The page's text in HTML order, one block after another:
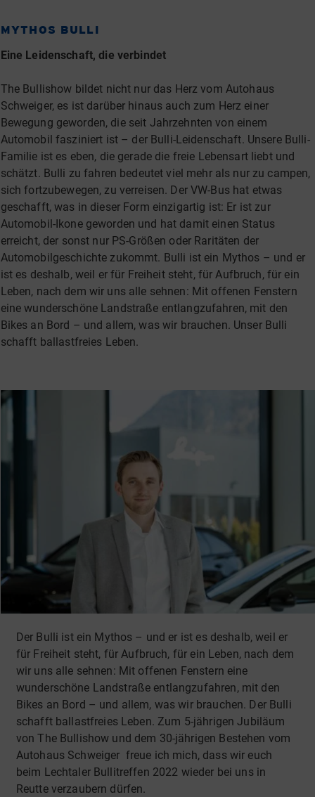
MYTHOS BULLI
Eine Leidenschaft, die verbindet
The Bullishow bildet nicht nur das Herz vom Autohaus
Schweiger, es ist darüber hinaus auch zum Herz einer
Bewegung geworden, die seit Jahrzehnten von einem
Automobil fasziniert ist – der Bulli-Leidenschaft. Unsere Bulli-
Familie ist es eben, die gerade die freie Lebensart liebt und
schätzt. Bulli zu fahren bedeutet viel mehr als nur zu campen,
sich fortzubewegen, zu verreisen. Der VW-Bus hat etwas
geschafft, was in dieser Form einzigartig ist: Er ist zur
Automobil-Ikone geworden und hat damit einen Status
erreicht, der sonst nur PS-Größen oder Raritäten der
Automobilgeschichte zukommt. Bulli ist ein Mythos – und er
ist es deshalb, weil er für Freiheit steht, für Aufbruch, für ein
Leben, nach dem wir uns alle sehnen: Mit offenen Fenstern
eine wunderschöne Landstraße entlangzufahren, mit den
Bikes an Bord – und allem, was wir brauchen. Unser Bulli
schafft ballastfreies Leben.
Der Bulli ist ein Mythos – und er ist es deshalb, weil er
für Freiheit steht, für Aufbruch, für ein Leben, nach dem
wir uns alle sehnen: Mit offenen Fenstern eine
wunderschöne Landstraße entlangzufahren, mit den
Bikes an Bord – und allem, was wir brauchen. Der Bulli
schafft ballastfreies Leben. Zum 5-jährigen Jubiläum
von The Bullishow und dem 30-jährigen Bestehen vom
Autohaus Schweiger freue ich mich, dass wir euch
beim Lechtaler Bullitreffen 2022 wieder bei uns in
Reutte verzaubern dürfen.